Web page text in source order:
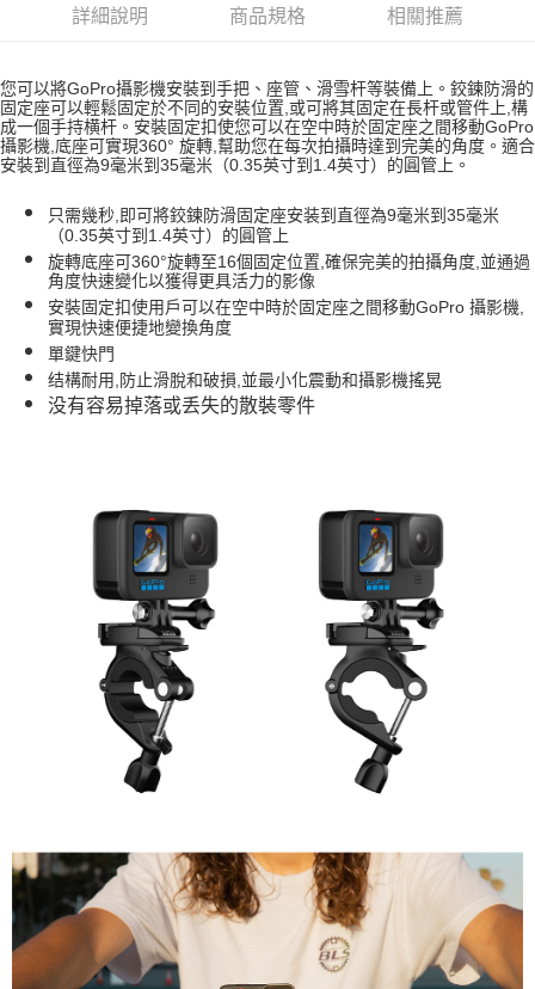
全家取貨付款
付款後全家取貨
免運費
7-11取貨付款
付款後7-11取貨
免運費
宅配
免運費
詳細說明 商品規格 相關推薦
您可以將GoPro攝影機安裝到手把、座管、滑雪杆等裝備上。鉸鍊防滑的
固定座可以輕鬆固定於不同的安裝位置,或可將其固定在長杆或管件上,構
成一個手持横杆。安裝固定扣使您可以在空中時於固定座之間移動GoPro
攝影機,底座可實現360° 旋轉,幫助您在每次拍攝時達到完美的角度。適合
安裝到直徑為9毫米到35毫米（0.35英寸到1.4英寸）的圓管上。
只需幾秒,即可將鉸鍊防滑固定座安装到直徑為9毫米到35毫米
（0.35英寸到1.4英寸）的圓管上
旋轉底座可360°旋轉至16個固定位置,確保完美的拍攝角度,並通過
角度快速變化以獲得更具活力的影像
安裝固定扣使用戶可以在空中時於固定座之間移動GoPro 攝影機,
實現快速便捷地變換角度
單鍵快門
结構耐用,防止滑脫和破損,並最小化震動和攝影機搖晃
没有容易掉落或丢失的散裝零件